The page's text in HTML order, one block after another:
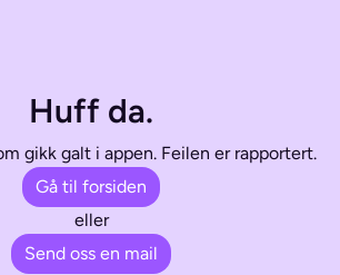
Huff da.
gikk galt i appen. Feilen er rapportert.
Gå til forsiden
eller
Send oss en mail